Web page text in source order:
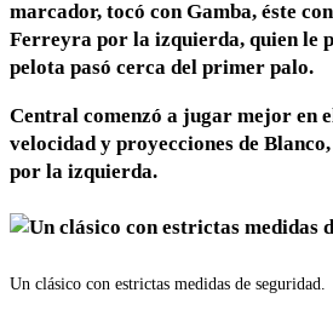
marcador, tocó con Gamba, éste
Ferreyra por la izquierda, quien le
pelota pasó cerca del primer palo.
Central comenzó a jugar mejor en
velocidad y proyecciones de
por la izquierda.
Un clásico con estrictas medidas de seguridad.